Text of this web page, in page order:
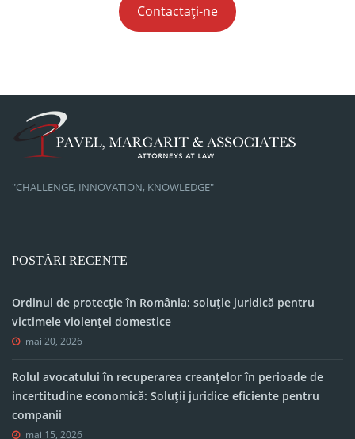
Contactați-ne
"CHALLENGE, INNOVATION, KNOWLEDGE"
POSTĂRI RECENTE
Ordinul de protecție în România: soluție juridică pentru
victimele violenței domestice
mai 20, 2026
Rolul avocatului în recuperarea creanțelor în perioade de
incertitudine economică: Soluții juridice eficiente pentru
companii
mai 15, 2026